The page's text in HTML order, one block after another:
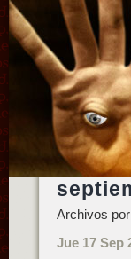
Archivos
Jue 17 Sep